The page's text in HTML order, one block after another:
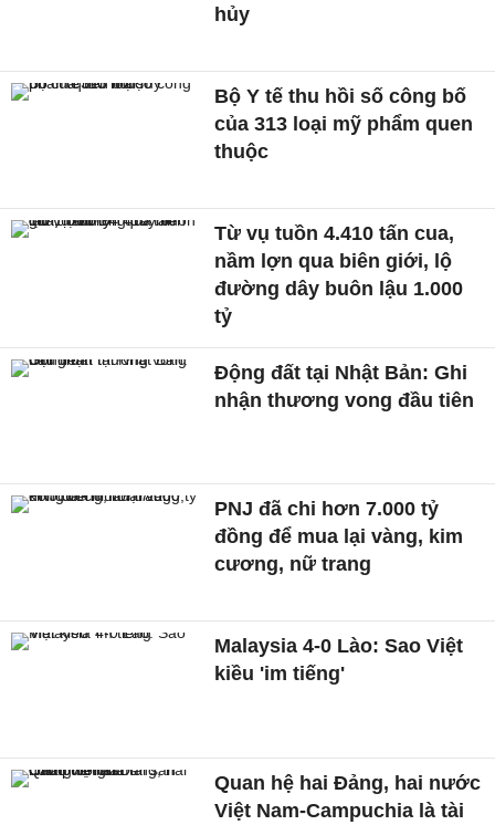
hủy
Bộ Y tế thu hồi số công bố
của 313 loại mỹ phẩm quen
thuộc
Từ vụ tuồn 4.410 tấn cua,
nầm lợn qua biên giới, lộ
đường dây buôn lậu 1.000
tỷ
Động đất tại Nhật Bản: Ghi
nhận thương vong đầu tiên
PNJ đã chi hơn 7.000 tỷ
đồng để mua lại vàng, kim
cương, nữ trang
Malaysia 4-0 Lào: Sao Việt
kiều 'im tiếng'
Quan hệ hai Đảng, hai nước
Việt Nam-Campuchia là tài